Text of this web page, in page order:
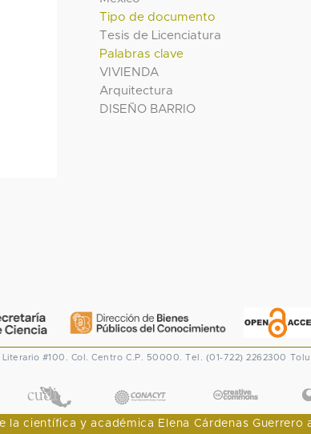
Tipo de documento
Tesis de Licenciatura
Palabras clave
VIVIENDA
Arquitectura
DISEÑO BARRIO
Literario #100. Col. Centro C.P. 50000. Tel. (01-722) 2262300
la científica y académica Elena Cárdenas